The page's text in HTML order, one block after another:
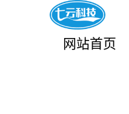
网站首页